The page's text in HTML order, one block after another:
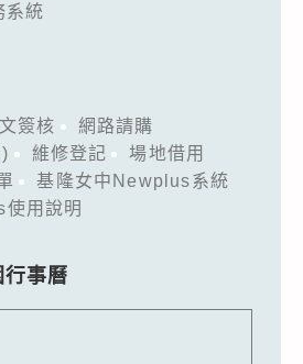
系統
簽核
網路請購
維修登記
場地借用
基隆女中Newplus系統
用說明
事曆